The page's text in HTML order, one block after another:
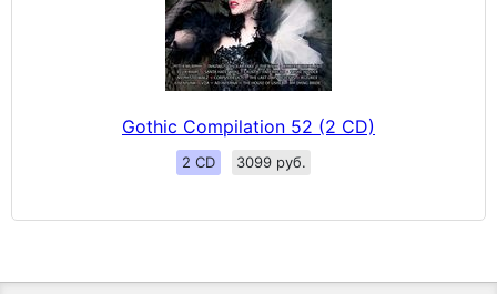
Gothic Compilation 52 (2 CD)
2 CD 3099 руб.